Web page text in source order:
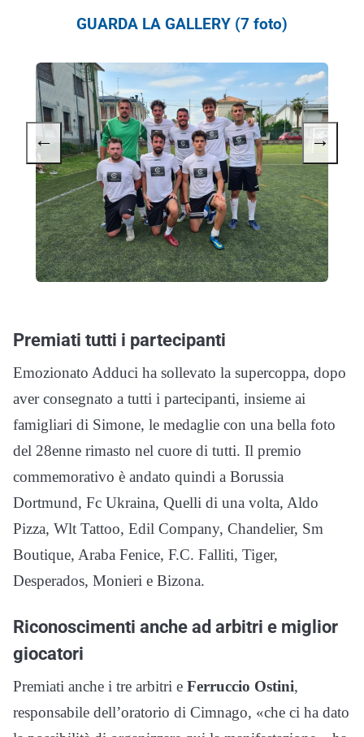
GUARDA LA GALLERY (7 foto)
← →
Premiati tutti i partecipanti
Emozionato Adduci ha sollevato la supercoppa, dopo
aver consegnato a tutti i partecipanti, insieme ai
famigliari di Simone, le medaglie con una bella foto
del 28enne rimasto nel cuore di tutti. Il premio
commemorativo è andato quindi a Borussia
Dortmund, Fc Ukraina, Quelli di una volta, Aldo
Pizza, Wlt Tattoo, Edil Company, Chandelier, Sm
Boutique, Araba Fenice, F.C. Falliti, Tiger,
Desperados, Monieri e Bizona.
Riconoscimenti anche ad arbitri e miglior
giocatori
Premiati anche i tre arbitri e Ferruccio Ostini,
responsabile dell’oratorio di Cimnago, «che ci ha dato